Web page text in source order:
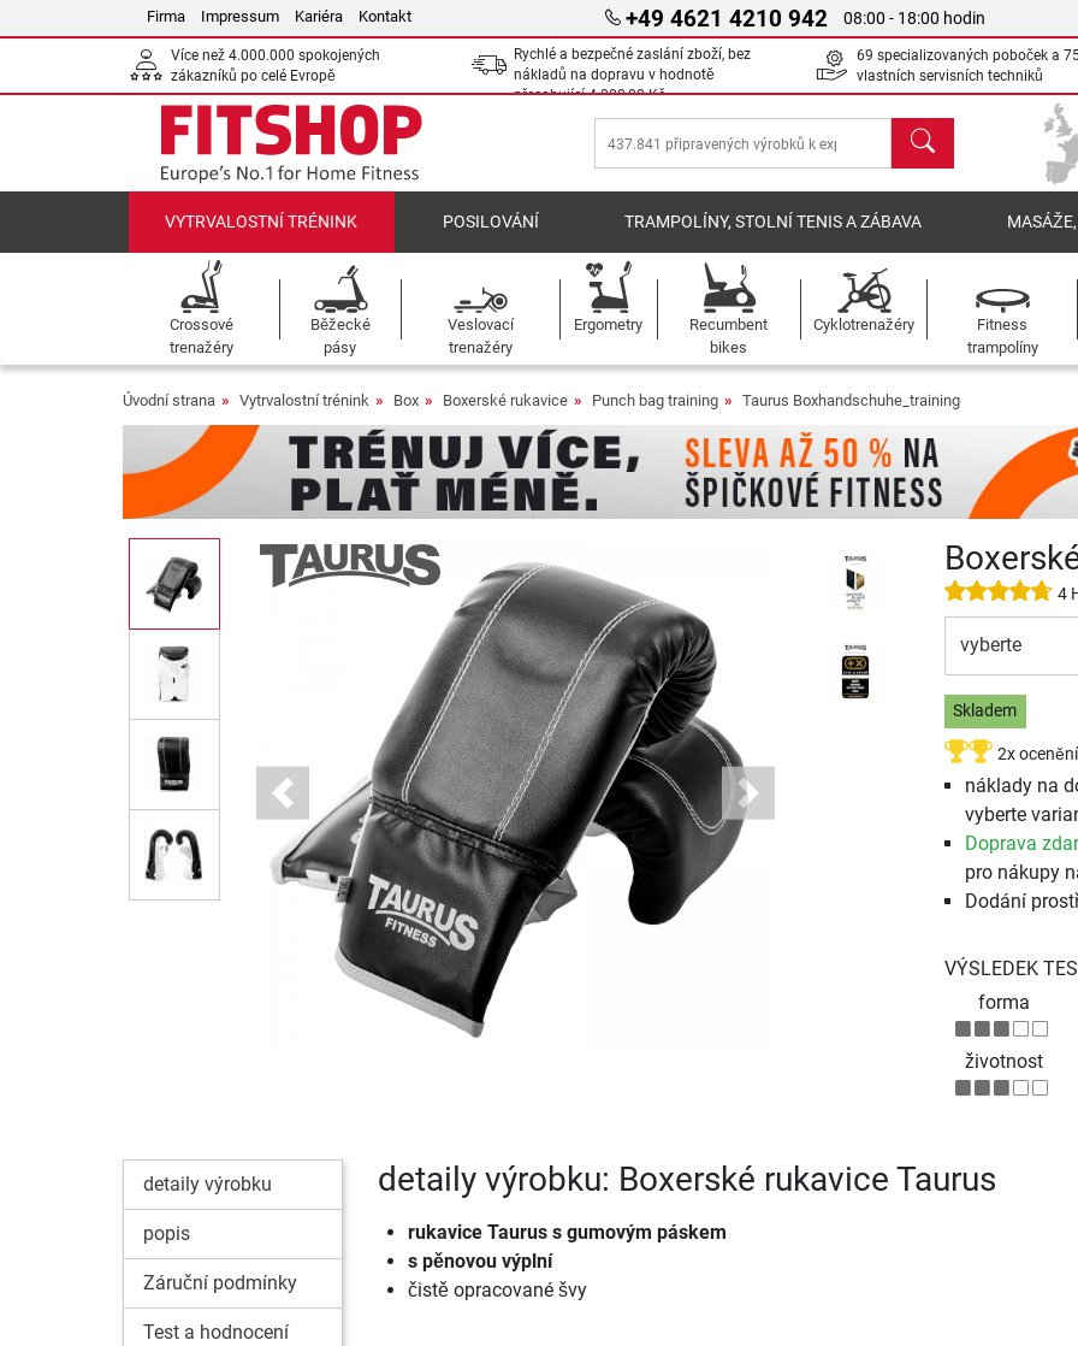
Firma Impressum Kariéra Kontakt +49 4621 4210 942 08:00 - 18:00 hodin
Více než 4.000.000 spokojených
zákazníků po celé Evropě
Rychlé a bezpečné zaslání zboží, bez
nákladů na dopravu v hodnotě
přesahující4 000,00 Kč
69 specializovaných poboček a
vlastních servisních techniků
Hledat
VYTRVALOSTNÍ TRÉNINK POSILOVÁNÍ TRAMPOLÍNY, STOLNÍ TENIS A ZÁBAVA
Crossové
trenažéry
Běžecké
pásy
Veslovací
trenažéry
Ergometry
Recumbent
bikes
Cyklotrenažéry
Fitness
trampolíny
Úvodní strana Vytrvalostní trénink Box Boxerské rukavice Punch bag training Taurus Boxhandschuhe_training
Previous Next
4
vyberte
Skladem
2x ocenění
náklady na
vyberte
Doprava
pro nákupy
Dodání
VÝSLEDEK
forma
životnost
detaily výrobku
popis
Záruční podmínky
Test a hodnocení
detaily výrobku: Boxerské rukavice Taurus
rukavice Taurus s gumovým páskem
s pěnovou výplní
čistě opracované švy